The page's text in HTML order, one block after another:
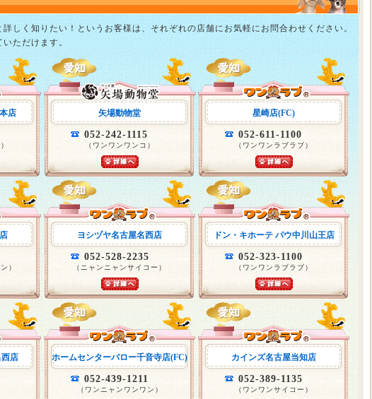
しく知りたい！というお客様は、それぞれの店舗にお気軽にお問合わせください。
ただけます。
店 矢場動物堂
052-242-1115
（ワンワンワンコ）
星崎店(FC)
052-611-1100
（ワンワンラブラブ）
）
ヨシヅヤ名古屋名西店
052-528-2235
（ニャンニャンサイコー）
ドン・キホーテ パウ中川山王店
052-323-1100
（ワンワンラブラブ）
店 ホームセンターバロー千音寺店(FC)
052-439-1211
（ワンニャンワンワン）
カインズ名古屋当知店
052-389-1135
（ワンワンサイコー）